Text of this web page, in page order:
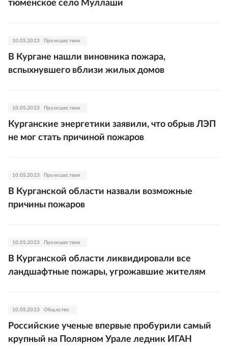
тюменское село Муллаши
10.05.2023 Происшествия
В Кургане нашли виновника пожара,
вспыхнувшего вблизи жилых домов
10.05.2023 Происшествия
Курганские энергетики заявили, что обрыв ЛЭП
не мог стать причиной пожаров
10.05.2023 Происшествия
В Курганской области назвали возможные
причины пожаров
10.05.2023 Происшествия
В Курганской области ликвидировали все
ландшафтные пожары, угрожавшие жителям
10.05.2023 Общество
Российские ученые впервые пробурили самый
крупный на Полярном Урале ледник ИГАН